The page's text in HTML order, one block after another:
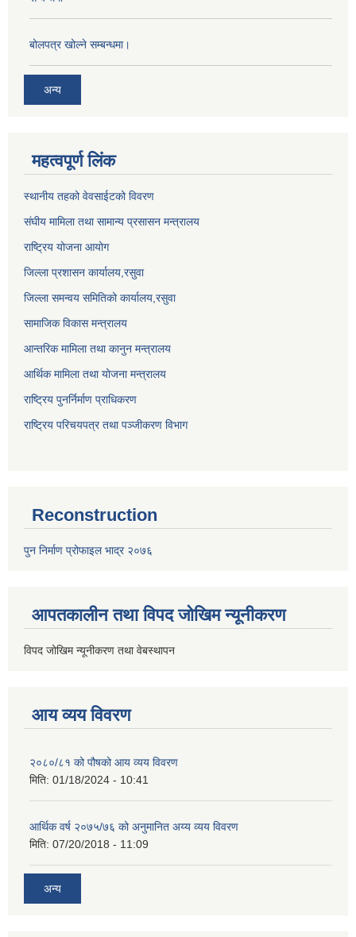
बोलपत्र खोल्ने सम्बन्धमा।
अन्य
महत्वपूर्ण लिंक
स्थानीय तहको वेवसाईटको विवरण
संघीय मामिला तथा सामान्य प्रसासन मन्त्रालय
राष्ट्रिय योजना आयोग
जिल्ला प्रशासन कार्यालय, रसुवा
जिल्ला समन्वय समितिको कार्यालय, रसुवा
सामाजिक विकास मन्त्रालय
आन्तरिक मामिला तथा कानुन मन्त्रालय
आर्थिक मामिला तथा योजना मन्त्रालय
राष्ट्रिय पुनर्निर्माण प्राधिकरण
राष्ट्रिय परिचयपत्र तथा पञ्जीकरण विभाग
Reconstruction
पुन निर्माण प्रोफाइल भाद्र २०७६
आपतकालीन तथा विपद जोखिम न्यूनीकरण
विपद जोखिम न्यूनीकरण तथा वेबस्थापन
आय व्यय विवरण
२०८०/८१ को पौषको आय व्यय विवरण
मिति: 01/18/2024 - 10:41
आर्थिक वर्ष २०७५/७६ को अनुमानित अय्य व्यय विवरण
मिति: 07/20/2018 - 11:09
अन्य